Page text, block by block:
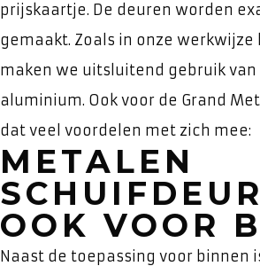
prijskaartje. De deuren worden
gemaakt. Zoals in onze werkwijze
maken we uitsluitend gebruik
aluminium. Ook voor de Grand
dat veel voordelen met zich mee:
METALEN
OOK VOOR
Naast de toepassing voor binnen